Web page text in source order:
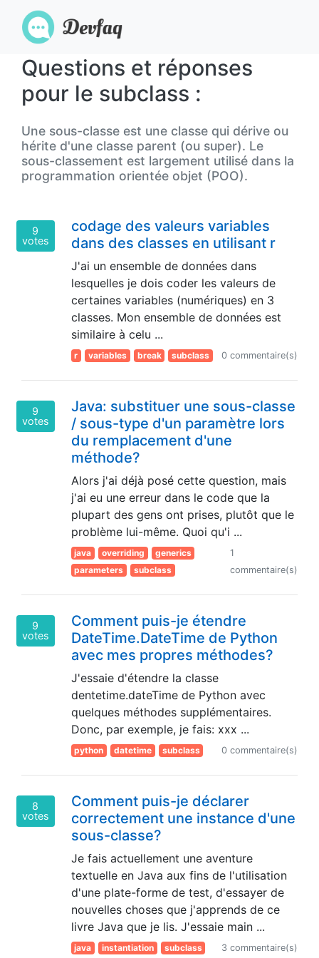
Questions et réponses
pour le subclass :
Une sous-classe est une classe qui dérive ou
hérite d'une classe parent (ou super). Le
sous-classement est largement utilisé dans la
programmation orientée objet (POO).
9
votes
codage des valeurs variables
dans des classes en utilisant r
J'ai un ensemble de données dans
lesquelles je dois coder les valeurs de
certaines variables (numériques) en 3
classes. Mon ensemble de données est
similaire à celu ...
r variables break subclass 0 commentaire(s)
9
votes
Java: substituer une sous-classe
/ sous-type d'un paramètre lors
du remplacement d'une
méthode?
Alors j'ai déjà posé cette question, mais
j'ai eu une erreur dans le code que la
plupart des gens ont prises, plutôt que le
problème lui-même. Quoi qu'i ...
java overriding
generics
parameters
subclass
1
commentaire(s)
9
votes
Comment puis-je étendre
DateTime.DateTime de Python
avec mes propres méthodes?
J'essaie d'étendre la classe
dentetime.dateTime de Python avec
quelques méthodes supplémentaires.
Donc, par exemple, je fais: xxx ...
python datetime subclass 0 commentaire(s)
8
votes
Comment puis-je déclarer
correctement une instance d'une
sous-classe?
Je fais actuellement une aventure
textuelle en Java aux fins de l'utilisation
d'une plate-forme de test, d'essayer de
nouvelles choses que j'apprends de ce
livre Java que je lis. J'essaie main ...
java instantiation subclass 3 commentaire(s)